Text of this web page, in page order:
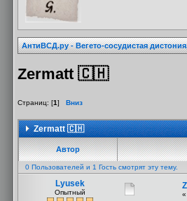
АнтиВСД.ру - Вегето-сосудистая
Zermatt 🇨🇭
Страниц: [1] Вниз
Zermatt 🇨🇭
Автор
0 Пользователей и 1 Гость смотрят эту тему.
Lyusek
Опытный «